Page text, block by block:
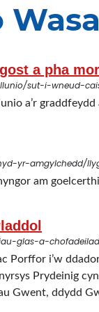
a pha
sut-i-wneud-
a’r
yr-amgylchedd/
am
glas-a-
Porffor i’w
Prydeinig
Gwent, ddydd